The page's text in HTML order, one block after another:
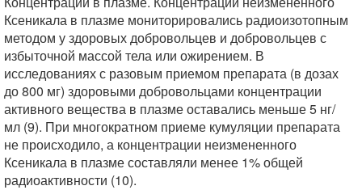
Ксеникала в плазме мониторировались радиоизотопным
методом у здоровых добровольцев и добровольцев с
избыточной массой тела или ожирением. В
исследованиях с разовым приемом препарата (в дозах
до 800 мг) здоровыми добровольцами концентрации
активного вещества в плазме оставались меньше 5 нг/
мл (9). При многократном приеме кумуляции препарата
не происходило, а концентрации неизмененного
Ксеникала в плазме составляли менее 1% общей
радиоактивности (10).